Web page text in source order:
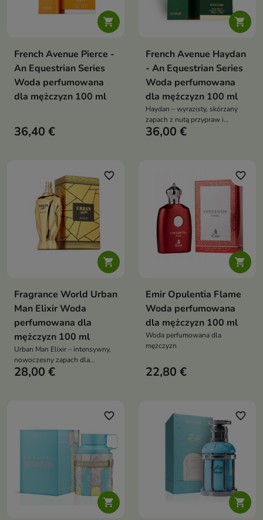

French Avenue Pierce -
An Equestrian Series
Woda perfumowana
dla mężczyzn 100 ml
36,40 €

French Avenue Haydan
- An Equestrian Series
Woda perfumowana
dla mężczyzn 100 ml
Haydan – wyrazisty, skórzany
zapach z nutą przypraw i
czekolady, łączący surową
36,00 €

favorite_border
Fragrance World Urban
Man Elixir Woda
perfumowana dla
mężczyzn 100 ml
Urban Man Elixir – intensywny,
nowoczesny zapach dla
mężczyzn, łączący świeżość
28,00 €

favorite_border
Emir Opulentia Flame
Woda perfumowana
dla mężczyzn 100 ml
Woda perfumowana dla
mężczyzn
22,80 €

favorite_border

favorite_border